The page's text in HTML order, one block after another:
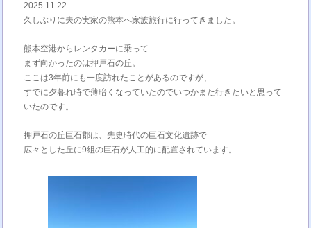
2025.11.22
久しぶりに夫の実家の熊本へ家族旅行に行ってきました。
熊本空港からレンタカーに乗って
まず向かったのは押戸石の丘。
ここは3年前にも一度訪れたことがあるのですが、
すでに夕暮れ時で薄暗くなっていたのでいつかまた行きたいと思って
いたのです。
押戸石の丘巨石郡は、先史時代の巨石文化遺跡で
広々とした丘に9組の巨石が人工的に配置されています。